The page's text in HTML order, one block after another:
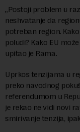
„Postoji problem u
neshvatanje da
potreban region.
poludi? Kako EU
upitao je Rama.
Uprkos tenzijama u
preko navodnog
referendumom u
je rekao ne vidi novi
smirivanje tenzija,